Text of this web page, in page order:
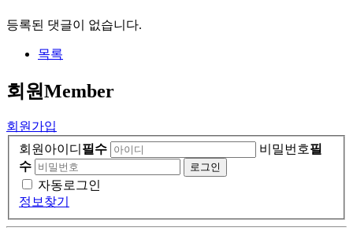
등록된 댓글이 없습니다.
목록
회원Member
회원가입
회원아이디 필수 비밀번호필
수
자동로그인
정보찾기